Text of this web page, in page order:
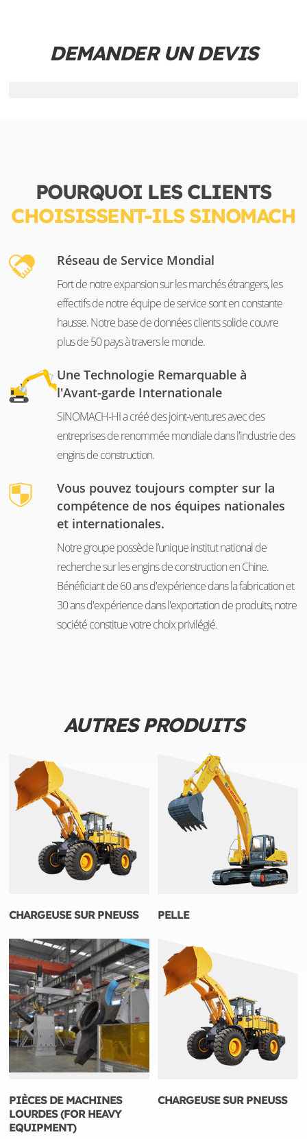
DEMANDER UN DEVIS
POURQUOI LES CLIENTS
CHOISISSENT-ILS SINOMACH
Réseau de Service Mondial
Fort de notre expansion sur les marchés étrangers, les
effectifs de notre équipe de service sont en constante
hausse. Notre base de données clients solide couvre
plus de 50 pays à travers le monde.
Une Technologie Remarquable à
l'Avant-garde Internationale
SINOMACH-HI a créé des joint-ventures avec des
entreprises de renommée mondiale dans l'industrie des
engins de construction.
Vous pouvez toujours compter sur la
compétence de nos équipes nationales
et internationales.
Notre groupe possède l’unique institut national de
recherche sur les engins de construction en Chine.
Bénéficiant de 60 ans d'expérience dans la fabrication et
30 ans d'expérience dans l'exportation de produits, notre
société constitue votre choix privilégié.
AUTRES PRODUITS
CHARGEUSE SUR PNEUSS PELLE
PIÈCES DE MACHINES
LOURDES (FOR HEAVY
EQUIPMENT)
CHARGEUSE SUR PNEUSS